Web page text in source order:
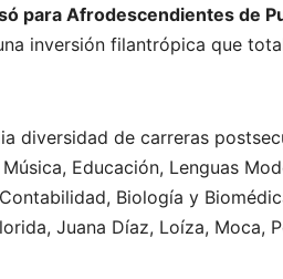
para Afrodescendientes de
inversión filantrópica que
diversidad de carreras
Educación, Lenguas
Biología y
Juana Díaz, Loíza, Moca,